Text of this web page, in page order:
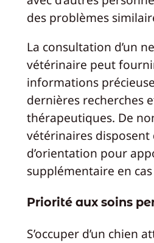
des problèmes
La consultation d’un
vétérinaire peut
informations
dernières recherches
thérapeutiques. De
vétérinaires disposent
d’orientation pour
supplémentaire en
Priorité aux soins
S’occuper d’un chien